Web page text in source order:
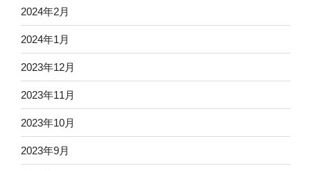
2024年2月
2024年1月
2023年12月
2023年11月
2023年10月
2023年9月